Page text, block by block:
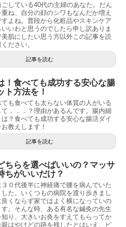
ごしている40代の主婦のあなた。だん
ね、自分の顔のシワもなんだか増え
よね。普段から化粧品やスキンケア
いわと思うのでしたら申し訳ありま
肌にしたい思う方以外この記事を読
ださい。
記事を読む
！食べても成功する安心な腸
ト方法を！
も食べても太らない体質の人がいる
．．．？理由があるんです。腸内細
？食べても成功する安心な腸活ダイ
教えします！
記事を読む
ちらを選べばいいの？マッサ
ちがいいだけ？
０代後半に神経痛で腰を病んでいた
した。いくつもの病院を渡り歩きまし
くならず家ではよく横になっていの
。そんな時、ある有名な鍼灸の先生
り、大きいお灸をすえてもらってか
親はやけどの跡を残したとはいえ、ピ